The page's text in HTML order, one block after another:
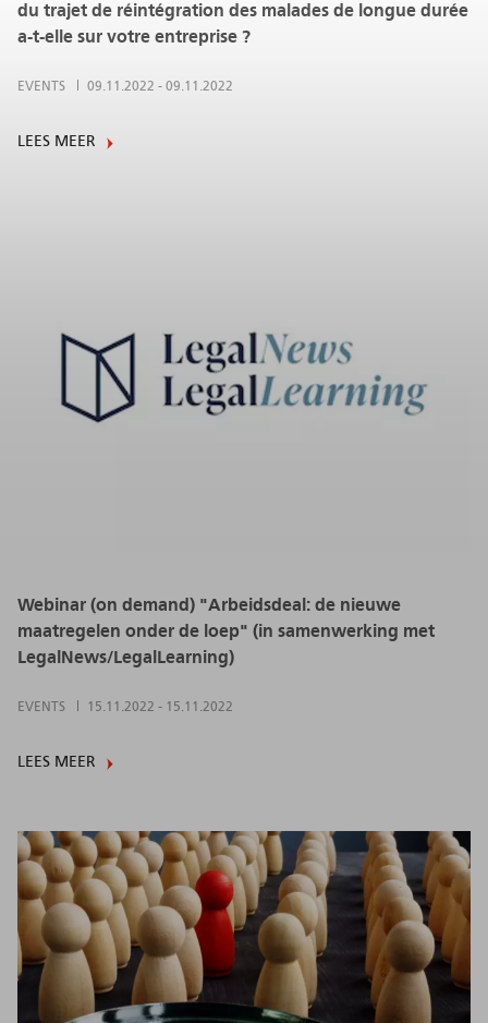
du trajet de réintégration des malades de longue durée
a-t-elle sur votre entreprise ?
EVENTS 09.11.2022 - 09.11.2022
LEES MEER
Webinar (on demand) "Arbeidsdeal: de nieuwe
maatregelen onder de loep" (in samenwerking met
LegalNews/LegalLearning)
EVENTS 15.11.2022 - 15.11.2022
LEES MEER